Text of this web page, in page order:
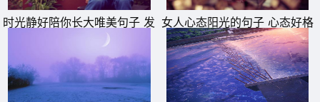
真。记住啊，陪在身边才算拥有，爱到习惯才能长久。
10、握在手里的，不一定就是我们真正拥有的;我们所拥有
的，也不一定就是我们真正铭刻在心的!其实人生很多时候
需要自觉的放弃!放弃一个心仪却无缘份的朋友;放弃某段投
时光静好陪你长大唯美句子 发
朋友圈晒女儿的精美句子
女人心态阳光的句子 心态好格
局大的句子